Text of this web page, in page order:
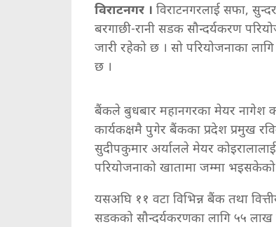
विराटनगर । विराटनगरलाई सफा,
बरगाछी-रानी सडक सौन्दर्यकरण
जारी रहेको छ । सो परियोजनाका
छ ।
बैंकले बुधबार महानगरका मेयर नागेश
कार्यकक्षमै पुगेर बैंकका प्रदेश प्रमुख
सुदीपकुमार अर्यालले मेयर
परियोजनाको खातामा जम्मा
यसअघि ११ वटा विभिन्न बैंक तथा
सडकको सौन्दर्यकरणका लागि ५५